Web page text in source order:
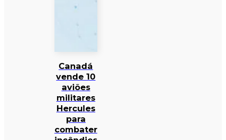
Canadá
vende 10
aviões
militares
Hercules
para
combater